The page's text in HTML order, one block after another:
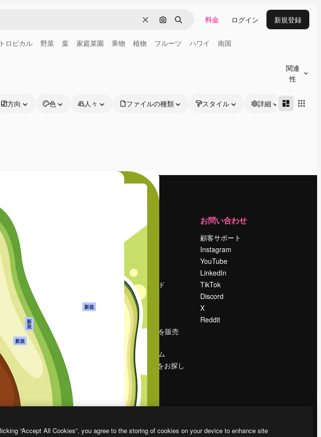
消去 画像で検索
検索 料金 ログイン 新規登録
トロピカル 野菜 葉 家庭菜園 果物 植物 フルーツ ハワイ 南国
関連
性
方向 色 人々 ファイルの種類 スタイル 詳細
タント
ツール
成ツール
成ツール
ンテン
新
規
ト 新規
プリ
Magnificツ
新規
トラストセンター
アフィリエイト
法人向け
料金
採用情報
検索トレンド
ブログ
イベント
Slidesgo
コンテンツを販売
する
プレスルーム
magnific.aiをお探し
ですか？
お問い合わせ
顧客サポート
Instagram
YouTube
LinkedIn
TikTok
Discord
X
Reddit
“Accept All Cookies”, you agree to the storing of cookies on your device to enhance site